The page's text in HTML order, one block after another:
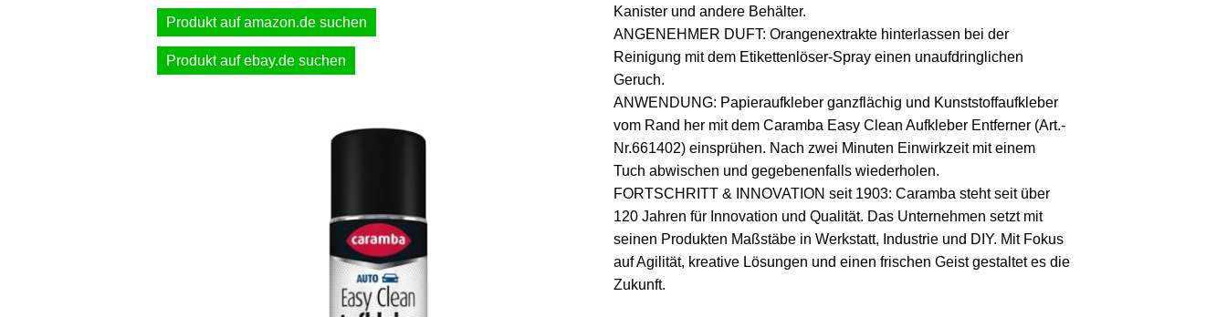
Produkt auf amazon.de suchen
Produkt auf ebay.de suchen
Kanister und andere Behälter.
ANGENEHMER DUFT: Orangenextrakte hinterlassen bei der
Reinigung mit dem Etikettenlöser-Spray einen unaufdringlichen
Geruch.
ANWENDUNG: Papieraufkleber ganzflächig und Kunststoffaufkleber
vom Rand her mit dem Caramba Easy Clean Aufkleber Entferner (Art.-
Nr.661402) einsprühen. Nach zwei Minuten Einwirkzeit mit einem
Tuch abwischen und gegebenenfalls wiederholen.
FORTSCHRITT & INNOVATION seit 1903: Caramba steht seit über
120 Jahren für Innovation und Qualität. Das Unternehmen setzt mit
seinen Produkten Maßstäbe in Werkstatt, Industrie und DIY. Mit Fokus
auf Agilität, kreative Lösungen und einen frischen Geist gestaltet es die
Zukunft.